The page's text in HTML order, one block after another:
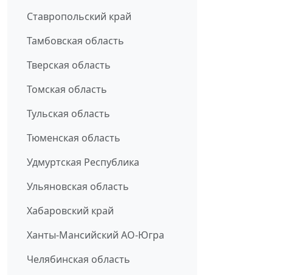
Ставропольский край
Тамбовская область
Тверская область
Томская область
Тульская область
Тюменская область
Удмуртская Республика
Ульяновская область
Хабаровский край
Ханты-Мансийский АО-Югра
Челябинская область